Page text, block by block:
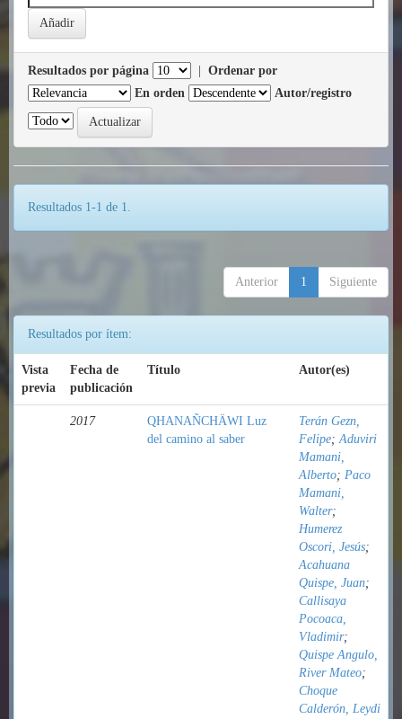
Resultados por página
Ordenar por
En orden
Autor/registro
Resultados 1-1 de 1.
Anterior 1 Siguiente
Resultados por ítem:
Vista
previa
Fecha de
publicación
Título Autor(es)
2017
QHANAÑCHÄWI Luz
del camino al saber
Terán Gezn,
Felipe;Aduviri
Mamani,
Alberto; Paco
Mamani,
Walter;
Humerez
Oscori, Jesús;
Acahuana
Quispe, Juan;
Callisaya
Pocoaca,
Vladimir;
Quispe Angulo,
River Mateo;
Choque
Calderón, Leydi